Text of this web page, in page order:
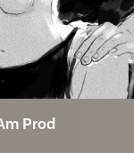
Prod